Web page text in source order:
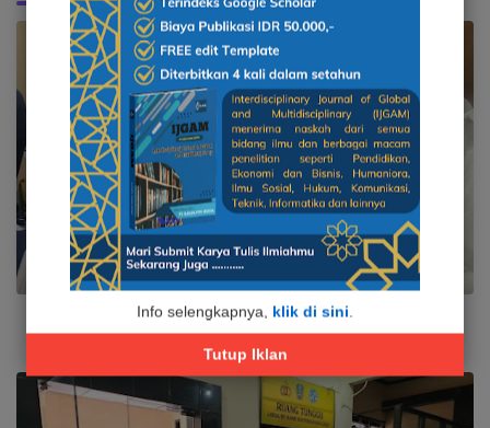
Info selengkapnya, klik di sini.
Tutup Iklan
Ombudsman Apresiasi Pelayanan RSUD Soebandi